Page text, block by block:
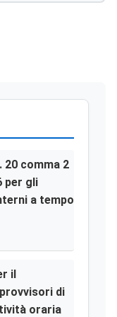
20 comma 2
per gli
a tempo
il
di
oraria